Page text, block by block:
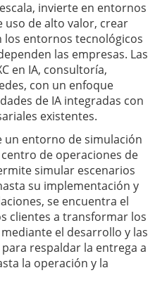
invierte en entornos
uso de alto valor, crear
los entornos tecnológicos
las empresas. Las
en IA, consultoría,
con un enfoque
de IA integradas con
existentes.
un entorno de simulación
de operaciones de
simular escenarios
su implementación y
se encuentra el
clientes a transformar los
el desarrollo y las
respaldar la entrega a
la operación y la